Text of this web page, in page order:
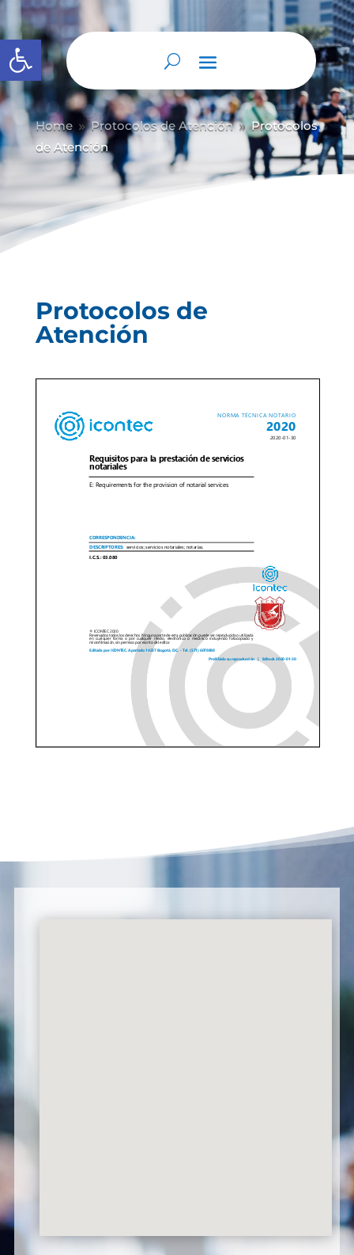
Abrir barra de herramientas
Home 9 Protocolos de Atención 9 Protocolos
de Atención
Protocolos de
Atención